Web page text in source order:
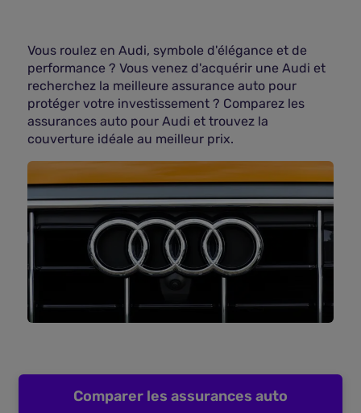
Vous roulez en Audi, symbole d'élégance et de
performance ? Vous venez d'acquérir une Audi et
recherchez la meilleure assurance auto pour
protéger votre investissement ? Comparez les
assurances auto pour Audi et trouvez la
couverture idéale au meilleur prix.
Comparer les assurances auto